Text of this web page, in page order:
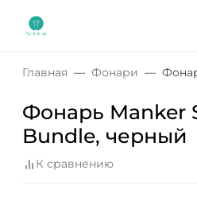
Главная Фонари
Фонарь Manker
Bundle, черный
К сравнению